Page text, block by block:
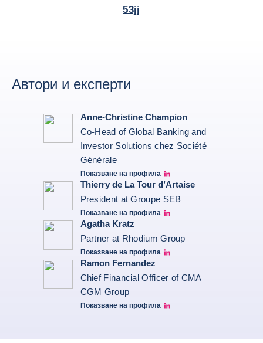
53jj
Автори и експерти
Anne-Christine Champion
Co-Head of Global Banking and
Investor Solutions chez Société
Générale
Показване на профила
Anne-Christine Champion LinkedIn
Thierry de La Tour d’Artaise
President at Groupe SEB
Показване на профила
Thierry de La Tour d'Artaise LinkedIn
Agatha Kratz
Partner at Rhodium Group
Показване на профила
Agatha Kratz LinkedIn
Ramon Fernandez
Chief Financial Officer of CMA
CGM Group
Показване на профила
Ramon Fernandez LinkedIn